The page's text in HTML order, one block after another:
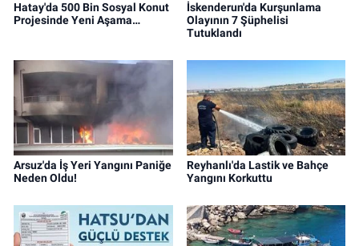
Hatay'da 500 Bin Sosyal Konut
Projesinde Yeni Aşama…
İskenderun'da Kurşunlama
Olayının 7 Şüphelisi
Tutuklandı
Arsuz'da İş Yeri Yangını Paniğe
Neden Oldu!
Reyhanlı'da Lastik ve Bahçe
Yangını Korkuttu